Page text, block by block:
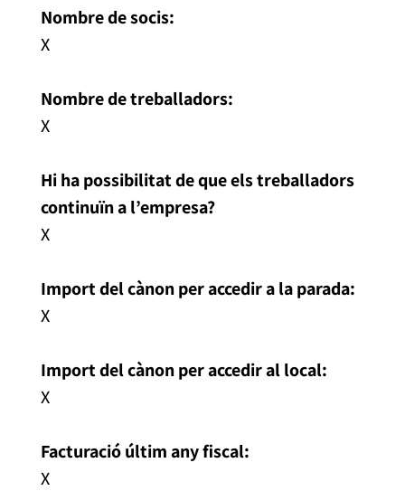
Nombre de socis:
X
Nombre de treballadors:
X
Hi ha possibilitat de que els treballadors
continuïn a l’empresa?
X
Import del cànon per accedir a la parada:
X
Import del cànon per accedir al local:
X
Facturació últim any fiscal:
X